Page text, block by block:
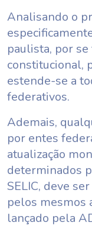
Analisando o
paulista, por
constitucional,
estende-se a
federativos.
Ademais,
por entes
atualização
determinados
SELIC, deve
pelos mesmos
lançado pela